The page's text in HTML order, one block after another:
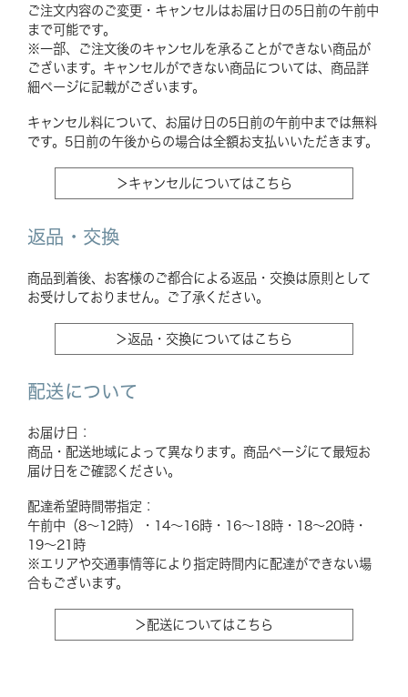
ご注文内容のご変更・キャンセルはお届け日の5日前の午前中
まで可能です。
※一部、ご注文後のキャンセルを承ることができない商品が
ございます。キャンセルができない商品については、商品詳
細ページに記載がございます。
キャンセル料について、お届け日の5日前の午前中までは無料
です。5日前の午後からの場合は全額お支払いいただきます。
＞キャンセルについてはこちら
返品・交換
商品到着後、お客様のご都合による返品・交換は原則として
お受けしておりません。ご了承ください。
＞返品・交換についてはこちら
配送について
お届け日：
商品・配送地域によって異なります。商品ページにて最短お
届け日をご確認ください。
配達希望時間帯指定：
午前中（8〜12時）・14〜16時・16〜18時・18〜20時・
19〜21時
※エリアや交通事情等により指定時間内に配達ができない場
合もございます。
＞配送についてはこちら